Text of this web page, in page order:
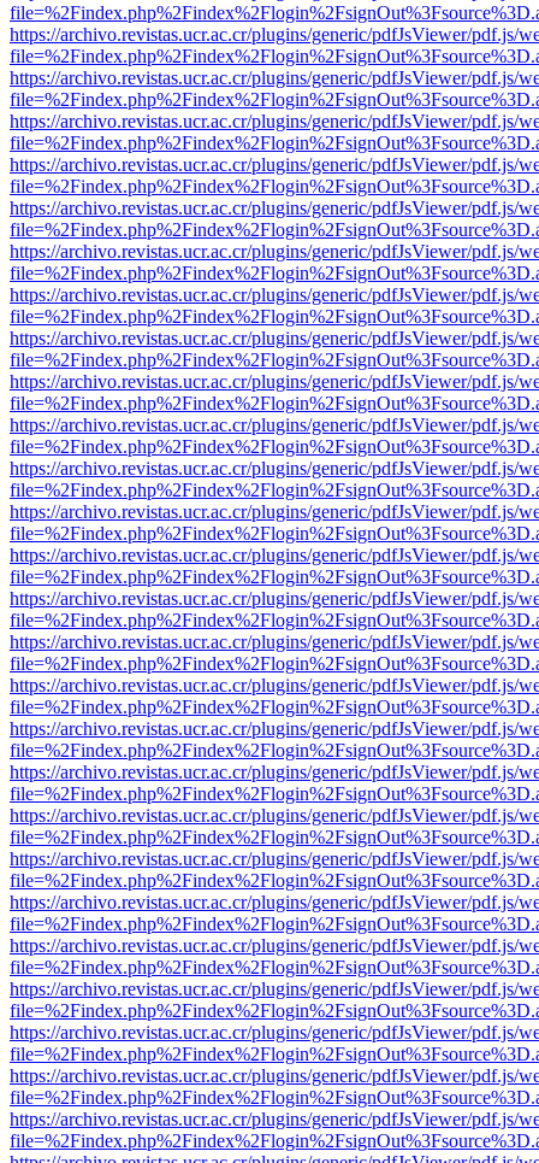
https://archivo.revistas.ucr.ac.cr/plugins/generic/pdfJsViewer/pdf.js/
https://archivo.revistas.ucr.ac.cr/plugins/generic/pdfJsViewer/pdf.js/
https://archivo.revistas.ucr.ac.cr/plugins/generic/pdfJsViewer/pdf.js/
https://archivo.revistas.ucr.ac.cr/plugins/generic/pdfJsViewer/pdf.js/
https://archivo.revistas.ucr.ac.cr/plugins/generic/pdfJsViewer/pdf.js/
https://archivo.revistas.ucr.ac.cr/plugins/generic/pdfJsViewer/pdf.js/
https://archivo.revistas.ucr.ac.cr/plugins/generic/pdfJsViewer/pdf.js/
https://archivo.revistas.ucr.ac.cr/plugins/generic/pdfJsViewer/pdf.js/
https://archivo.revistas.ucr.ac.cr/plugins/generic/pdfJsViewer/pdf.js/
https://archivo.revistas.ucr.ac.cr/plugins/generic/pdfJsViewer/pdf.js/
https://archivo.revistas.ucr.ac.cr/plugins/generic/pdfJsViewer/pdf.js/
https://archivo.revistas.ucr.ac.cr/plugins/generic/pdfJsViewer/pdf.js/
https://archivo.revistas.ucr.ac.cr/plugins/generic/pdfJsViewer/pdf.js/
https://archivo.revistas.ucr.ac.cr/plugins/generic/pdfJsViewer/pdf.js/
https://archivo.revistas.ucr.ac.cr/plugins/generic/pdfJsViewer/pdf.js/
https://archivo.revistas.ucr.ac.cr/plugins/generic/pdfJsViewer/pdf.js/
https://archivo.revistas.ucr.ac.cr/plugins/generic/pdfJsViewer/pdf.js/
https://archivo.revistas.ucr.ac.cr/plugins/generic/pdfJsViewer/pdf.js/
https://archivo.revistas.ucr.ac.cr/plugins/generic/pdfJsViewer/pdf.js/
https://archivo.revistas.ucr.ac.cr/plugins/generic/pdfJsViewer/pdf.js/
https://archivo.revistas.ucr.ac.cr/plugins/generic/pdfJsViewer/pdf.js/
https://archivo.revistas.ucr.ac.cr/plugins/generic/pdfJsViewer/pdf.js/
https://archivo.revistas.ucr.ac.cr/plugins/generic/pdfJsViewer/pdf.js/
https://archivo.revistas.ucr.ac.cr/plugins/generic/pdfJsViewer/pdf.js/
https://archivo.revistas.ucr.ac.cr/plugins/generic/pdfJsViewer/pdf.js/
https://archivo.revistas.ucr.ac.cr/plugins/generic/pdfJsViewer/pdf.js/